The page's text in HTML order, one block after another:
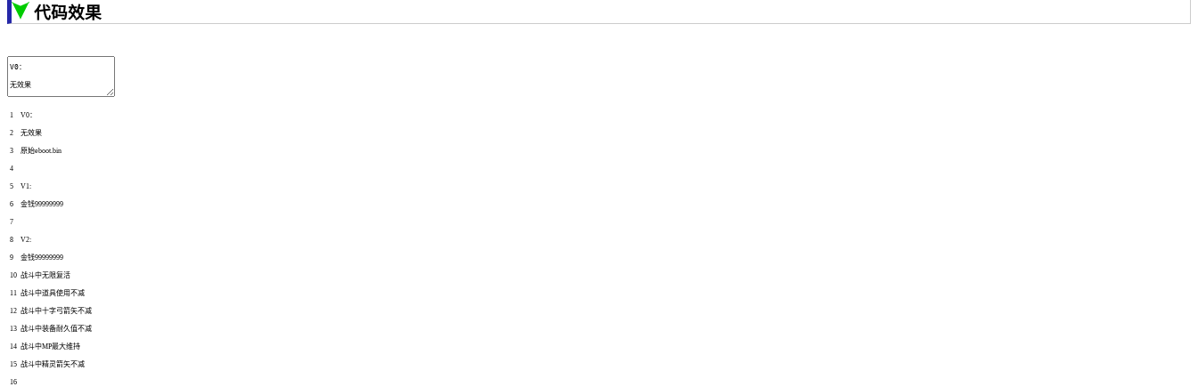
代码效果
1
2
3
4
5
6
7
8
9
10
11
12
13
14
15
16
V0：
无效果
原始eboot bin
V1:
金钱99999999
V2:
金钱99999999
战斗中无限复活
战斗中道具使用不减
战斗中十字弓箭矢不减
战斗中装备耐久值不减
战斗中MP最大维持
战斗中精灵箭矢不减